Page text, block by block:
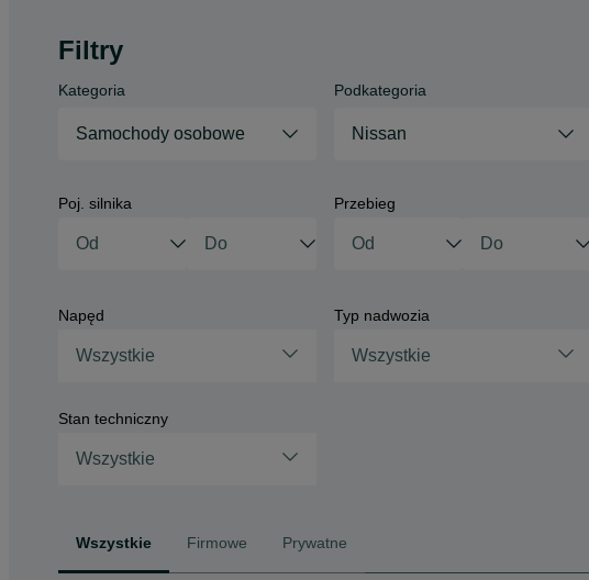
Filtry
Kategoria
Samochody osobowe
Podkategoria
Nissan
Poj. silnika Przebieg
Napęd
Wszystkie
Typ nadwozia
Wszystkie
Stan techniczny
Wszystkie
Wszystkie Firmowe Prywatne